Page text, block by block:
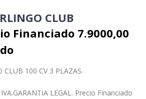
CLUB
Financiado 7.9000,00
CLUB 100 CV 3 PLAZAS.
LEGAL. Precio Financiado